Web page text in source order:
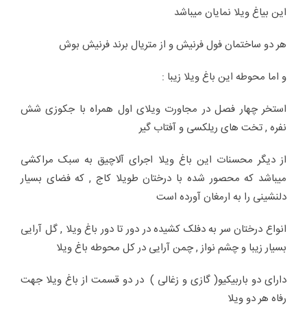
این بیاغ ویلا نمایان میباشد
هر دو ساختمان فول فرنیش و از متریال برند فرنیش بوش
و اما محوطه این باغ ویلا زیبا :
استخر چهار فصل در مجاورت ویلای اول همراه با جکوزی شش
نفره , تخت های ریلکسی و آفتاب گیر
از دیگر محسنات این باغ ویلا اجرای آلاچیق به سبک مراکشی
میباشد که محصور شده با درختان طویلا کاج , که فضای بسیار
دلنشینی را به ارمغان آورده است
انواع درختان سر به دفلک کشیده در دور تا دور باغ ویلا , گل آرایی
بسیار زیبا و چشم نواز , چمن آرایی در کل محوطه باغ ویلا
دارای دو باربیکیو( گازی و زغالی ) در دو قسمت از باغ ویلا جهت
رفاه هر دو ویلا